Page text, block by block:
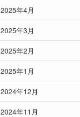
2025年4月
2025年3月
2025年2月
2025年1月
2024年12月
2024年11月